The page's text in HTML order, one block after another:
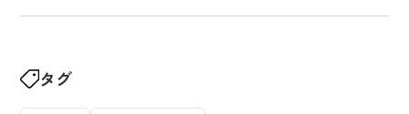
タグ